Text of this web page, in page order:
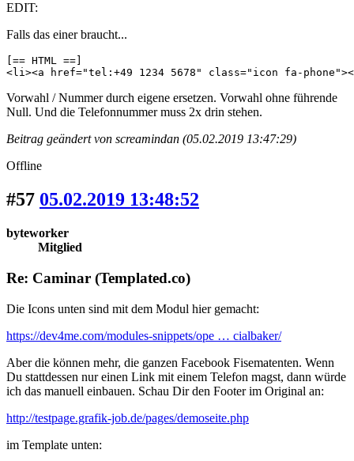
EDIT:
Falls das einer braucht...
[== HTML ==]
<li><a href="tel:+49 1234 5678" class="icon fa-
Vorwahl / Nummer durch eigene ersetzen. Vorwahl ohne führende
Null. Und die Telefonnummer muss 2x drin stehen.
Beitrag geändert von screamindan (05.02.2019 13:47:29)
Offline
#57 05.02.2019 13:48:52
byteworker
Mitglied
Re: Caminar (Templated.co)
Die Icons unten sind mit dem Modul hier gemacht:
https://dev4me.com/modules-snippets/ope … cialbaker/
Aber die können mehr, die ganzen Facebook Fisematenten. Wenn
Du stattdessen nur einen Link mit einem Telefon magst, dann würde
ich das manuell einbauen. Schau Dir den Footer im Original an:
http://testpage.grafik-job.de/pages/demoseite.php
im Template unten: